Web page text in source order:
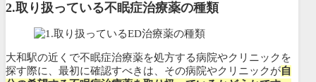
2.取り扱っている不眠症治療薬の種類
大和駅の近くで不眠症治療薬を処方する病院やクリニックを
探す際に、最初に確認すべきは、その病院やクリニックが自